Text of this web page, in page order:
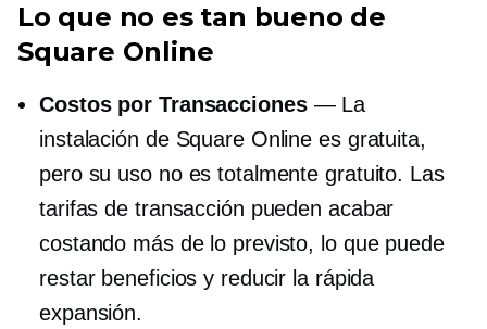
Lo que no es tan bueno de
Square Online
Costos por Transacciones— La
instalación de Square Online es gratuita,
pero su uso no es totalmente gratuito. Las
tarifas de transacción pueden acabar
costando más de lo previsto, lo que puede
restar beneficios y reducir la rápida
expansión.